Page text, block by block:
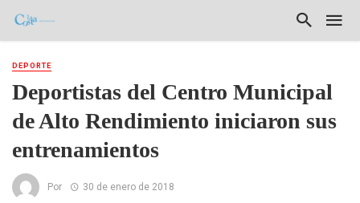
DEPORTE
Deportistas del Centro Municipal
de Alto Rendimiento iniciaron sus
entrenamientos
Por 30 de enero de 2018